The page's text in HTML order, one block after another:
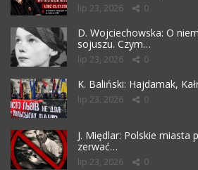
lip 23, 2026 0
D. Wojciechowska: O
sojuszu. Czym…
lip 23, 2026 0
K. Baliński: Hajdamak,
lip 23, 2026 0
J. Międlar: Polskie miasta
zerwać…
lip 23, 2026 0